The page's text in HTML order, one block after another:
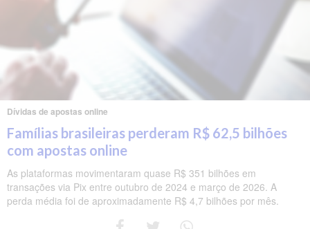
Dívidas de apostas online
Famílias brasileiras perderam R$ 62,5 bilhões
com apostas online
As plataformas movimentaram quase R$ 351 bilhões em
transações via Pix entre outubro de 2024 e março de 2026. A
perda média foi de aproximadamente R$ 4,7 bilhões por mês.